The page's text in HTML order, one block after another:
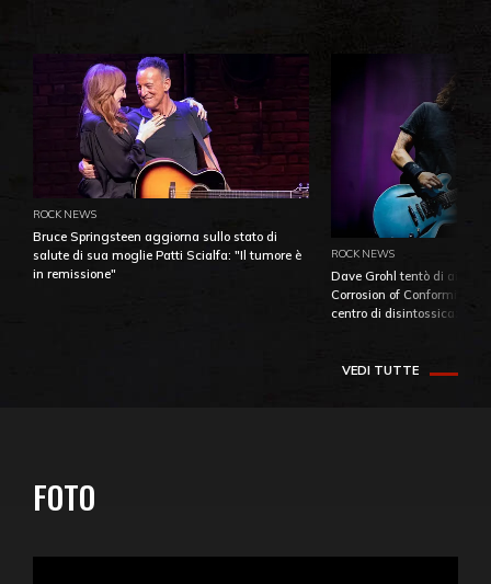
ROCK NEWS
Bruce Springsteen aggiorna sullo stato di
salute di sua moglie Patti Scialfa: "Il tumore è
in remissione"
ROCK NEWS
Dave Grohl tentò di
Corrosion of Conformity
centro di
VEDI TUTTE
FOTO